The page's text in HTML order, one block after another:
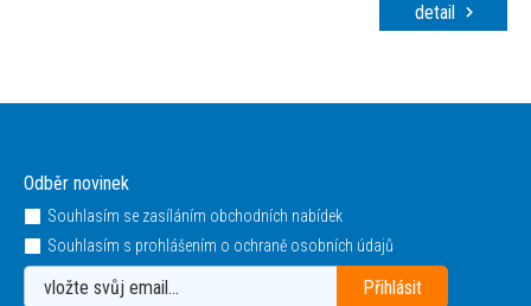
detail
Odběr novinek
Souhlasím se zasíláním obchodních nabídek
Souhlasím s prohlášením o ochraně osobních údajů